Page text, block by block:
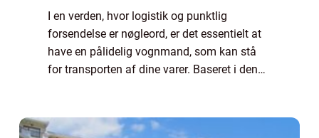
I en verden, hvor logistik og punktlig
forsendelse er nøgleord, er det essentielt at
have en pålidelig vognmand, som kan stå
for transporten af dine varer. Baseret i den